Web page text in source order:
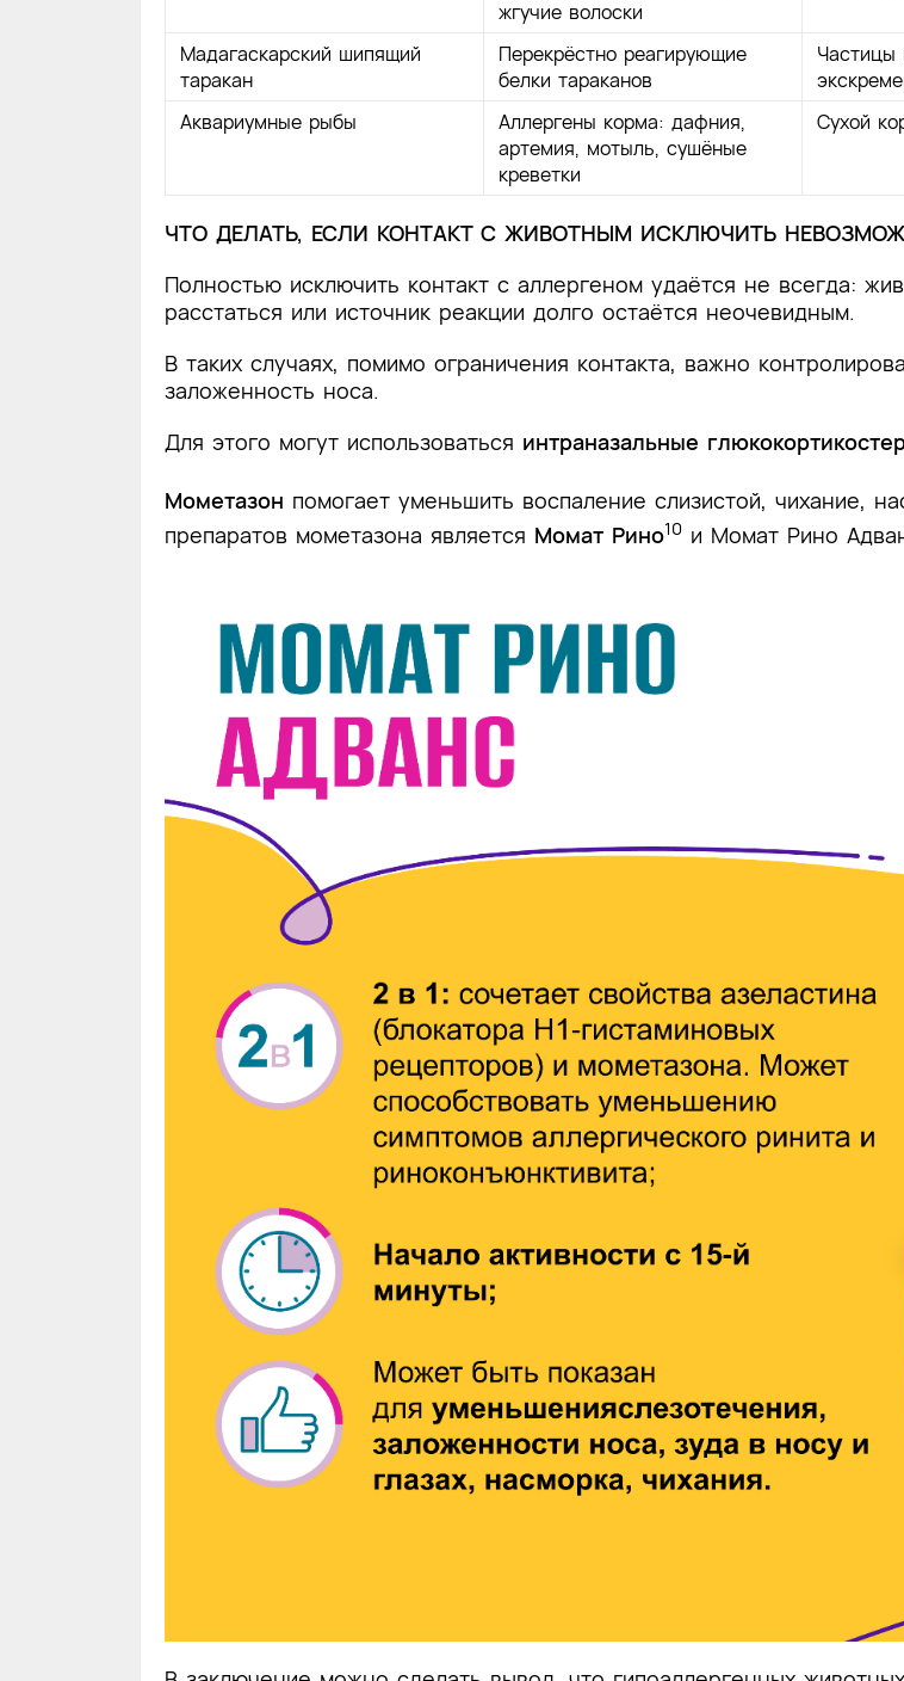
жгучие волоски
Мадагаскарский шипящий
таракан
Перекрёстно реагирующие
белки тараканов
Частицы
Аквариумные рыбы
Аллергены корма: дафния,
артемия, мотыль, сушёные
креветки
Сухой
ЧТО ДЕЛАТЬ, ЕСЛИ КОНТАКТ С ЖИВОТНЫМ ИСКЛЮЧИТЬ
Полностью исключить контакт с аллергеном удаётся не всегда:
расстаться или источник реакции долго остаётся неочевидным.
В таких случаях, помимо ограничения контакта, важно
заложенность носа.
Для этого могут использоваться интраназальные
Мометазон помогает уменьшить воспаление слизистой, чихание,
препаратов мометазона является Момат Рино10 и Момат Рино